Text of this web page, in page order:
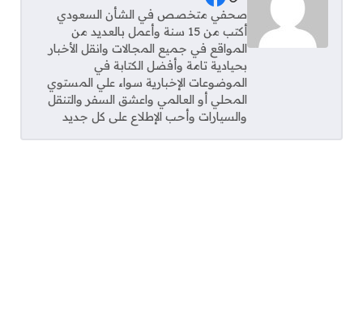
Social Links
صحفي متخصص في الشأن السعودي
أكتب من 15 سنة وأعمل بالعديد من
المواقع في جميع المجالات وانقل الأخبار
بحيادية تامة وأفضل الكتابة في
الموضوعات الإخبارية سواء علي المستوي
المحلي أو العالمي واعشق السفر والتنقل
والسيارات وأحب الإطلاع على كل جديد